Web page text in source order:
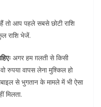
तो आप पहले सबसे छोटी राशि
राशि भेजें.
अगर हम ग़लती से किसी
रुपया वापस लेना मुश्किल हो
से भुगतान के मामले में भी ऐसा
मिलता.